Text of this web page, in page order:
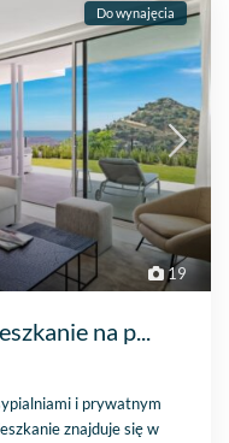
19
Do wynajęcia
na p...
i prywatnym
znajduje się w